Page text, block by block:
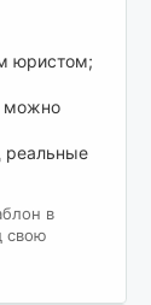
юристом;
можно
реальные
в
свою